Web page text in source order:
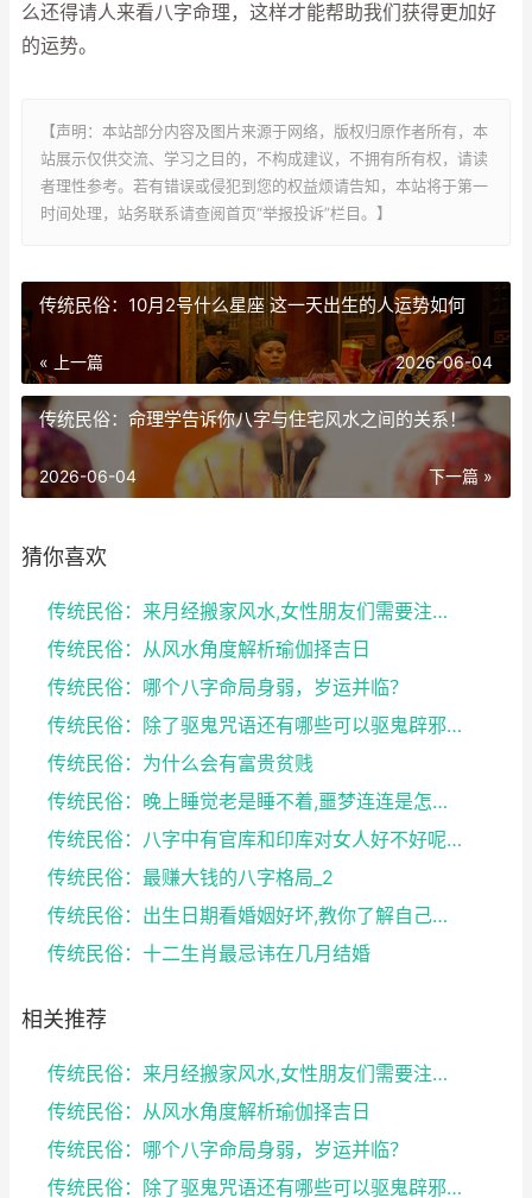
么还得请人来看八字命理，这样才能帮助我们获得更加好
的运势。
【声明：本站部分内容及图片来源于网络，版权归原作者所有，本
站展示仅供交流、学习之目的，不构成建议，不拥有所有权，请读
者理性参考。若有错误或侵犯到您的权益烦请告知，本站将于第一
时间处理，站务联系请查阅首页“举报投诉”栏目。】
传统民俗：10月2号什么星座 这一天出生的人运势如何
« 上一篇 2026-06-04
传统民俗：命理学告诉你八字与住宅风水之间的关系！
下一篇 »
2026-06-04
猜你喜欢
传统民俗：来月经搬家风水,女性朋友们需要注意了
传统民俗：从风水角度解析瑜伽择吉日
传统民俗：哪个八字命局身弱，岁运并临？
传统民俗：除了驱鬼咒语还有哪些可以驱鬼辟邪的方法？...
传统民俗：为什么会有富贵贫贱
传统民俗：晚上睡觉老是睡不着,噩梦连连是怎么回事
传统民俗：八字中有官库和印库对女人好不好呢？赶快收...
传统民俗：最赚大钱的八字格局_2
传统民俗：出生日期看婚姻好坏,教你了解自己未来的婚...
传统民俗：十二生肖最忌讳在几月结婚
相关推荐
传统民俗：来月经搬家风水,女性朋友们需要注意了
传统民俗：从风水角度解析瑜伽择吉日
传统民俗：哪个八字命局身弱，岁运并临？
传统民俗：除了驱鬼咒语还有哪些可以驱鬼辟邪的方法？...